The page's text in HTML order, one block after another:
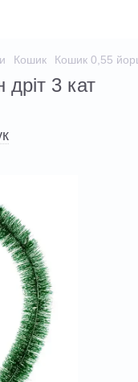
Кошик Кошик 0,55
3 кат